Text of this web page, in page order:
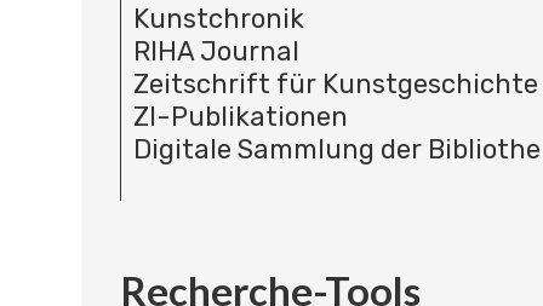
Kunstchronik
RIHA Journal
Zeitschrift für Kunstgeschichte
ZI-Publikationen
Digitale Sammlung der
Recherche-Tools